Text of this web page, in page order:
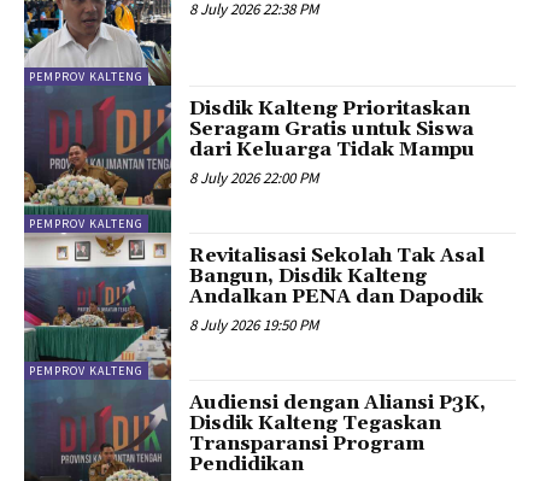
PEMPROV KALTENG
8 July 2026 22:38 PM
PEMPROV KALTENG
Disdik Kalteng Prioritaskan
Seragam Gratis untuk Siswa
dari Keluarga Tidak Mampu
8 July 2026 22:00 PM
PEMPROV KALTENG
Revitalisasi Sekolah Tak Asal
Bangun, Disdik Kalteng
Andalkan PENA dan Dapodik
8 July 2026 19:50 PM
Audiensi dengan Aliansi P3K,
Disdik Kalteng Tegaskan
Transparansi Program
Pendidikan